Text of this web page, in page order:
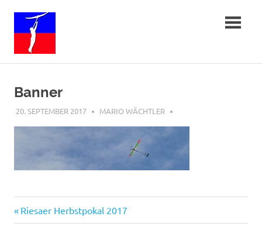
springen
Banner
20. SEPTEMBER 2017 MARIO WÄCHTLER
Beitragsnavigation
Vorheriger
Beitrag:
Riesaer Herbstpokal 2017